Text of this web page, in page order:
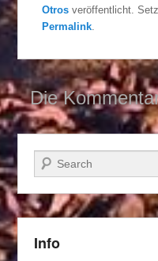
Otros veröffentlicht.
Permalink
Die
Suchen
Info